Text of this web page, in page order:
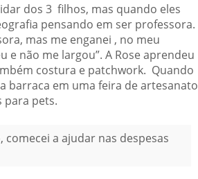
dos 3 filhos, mas quando eles
pensando em ser professora.
mas me enganei , no meu
não me largou”. A Rose aprendeu
costura e patchwork. Quando
barraca em uma feira de artesanato
para pets.
a ajudar nas despesas